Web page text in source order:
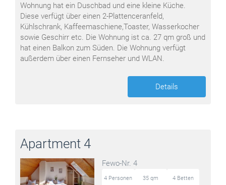
Wohnung hat ein Duschbad und eine kleine Küche.
Diese verfügt über einen 2-Plattenceranfeld,
Kühlschrank, Kaffeemaschiene,Toaster, Wasserkocher
sowie Geschirr etc. Die Wohnung ist ca. 27 qm groß und
hat einen Balkon zum Süden. Die Wohnung verfügt
außerdem über einen Fernseher und WLAN.
Details
Apartment 4
Fewo-Nr. 4
4 Personen 35 qm 4 Betten